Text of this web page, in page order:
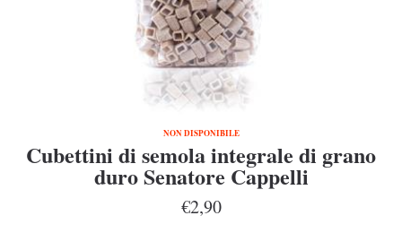
NON DISPONIBILE
Cubettini di semola integrale di grano
duro Senatore Cappelli
€2,90